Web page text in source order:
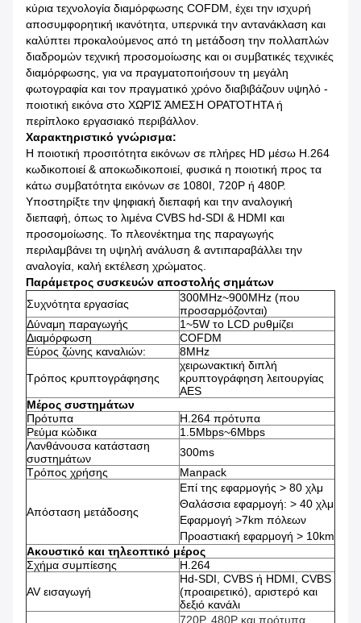
κύρια τεχνολογία διαμόρφωσης COFDM, έχει την ισχυρή
αποσυμφορητική ικανότητα, υπερνικά την αντανάκλαση και
καλύπτει προκαλούμενος από τη μετάδοση την πολλαπλών
διαδρομών τεχνική προσομοίωσης και οι συμβατικές τεχνικές
διαμόρφωσης, για να πραγματοποιήσουν τη μεγάλη
φωτογραφία και τον πραγματικό χρόνο διαβιβάζουν υψηλό -
ποιοτική εικόνα στο ΧΩΡΊΣ ΆΜΕΣΗ ΟΡΑΤΌΤΗΤΑ ή
περίπλοκο εργασιακό περιβάλλον.
Χαρακτηριστικό γνώρισμα:
Η ποιοτική προσιτότητα εικόνων σε πλήρες HD μέσω H.264
κωδικοποιεί & αποκωδικοποιεί, φυσικά η ποιοτική προς τα
κάτω συμβατότητα εικόνων σε 1080I, 720P ή 480P.
Υποστηρίξτε την ψηφιακή διεπαφή και την αναλογική
διεπαφή, όπως το λιμένα CVBS hd-SDI & HDMI και
προσομοίωσης. Το πλεονέκτημα της παραγωγής
περιλαμβάνει τη υψηλή ανάλυση & αντιπαραβάλλει την
αναλογία, καλή εκτέλεση χρώματος.
Παράμετρος συσκευών αποστολής σημάτων
Συχνότητα εργασίας
300MHz~900MHz (που
προσαρμόζονται)
Δύναμη παραγωγής
1~5W το LCD ρυθμίζει
Διαμόρφωση
COFDM
Εύρος ζώνης καναλιών:
8MHz
Τρόπος κρυπτογράφησης
χειρωνακτική διπλή
κρυπτογράφηση λειτουργίας
AES
Μέρος συστημάτων
Πρότυπα
H.264 πρότυπα
Ρεύμα κώδικα
1.5Mbps~6Mbps
Λανθάνουσα κατάσταση
συστημάτων
300ms
Τρόπος χρήσης
Manpack
Απόσταση μετάδοσης
Επί της εφαρμογής > 80 χλμ
Θαλάσσια εφαρμογή: > 40 χλμ
Εφαρμογή >7km πόλεων
Προαστιακή εφαρμογή > 10km
Ακουστικό και τηλεοπτικό μέρος
Σχήμα συμπίεσης
H.264
AV εισαγωγή
Hd-SDI, CVBS ή HDMI, CVBS
(προαιρετικό), αριστερό και
δεξιό κανάλι
720P, 480P και πρότυπα